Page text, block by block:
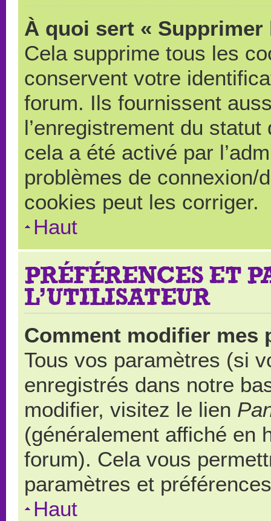
À quoi sert «
Cela supprime tous les
conservent votre
forum. Ils fournissent
l’enregistrement du
cela a été activé par
problèmes de connexion/
cookies peut les corriger.
Haut
PRÉFÉRENCES ET
L’UTILISATEUR
Comment modifier mes
Tous vos paramètres (si
enregistrés dans notre
modifier, visitez le lien
(généralement affiché en
forum). Cela vous
paramètres et
Haut